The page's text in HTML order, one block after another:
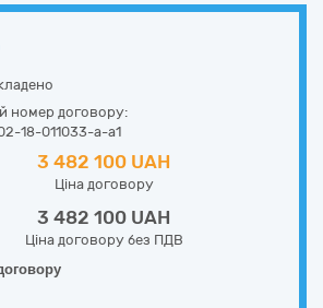
номер договору:
18-011033-a-a1
3 482 100 UAH
Ціна договору
3 482 100 UAH
Ціна договору без ПДВ